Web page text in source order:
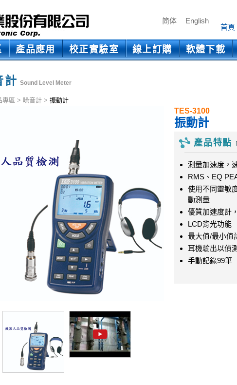
简体 English
首頁
產品應用 校正實驗室 線上訂購 軟體下載
計 Sound Level Meter
專區 > 噪音計 > 振動計
TES-3100
振動計
產品特點
測量加速度，
RMS、EQ
使用不同靈敏
動測量
優質加速度計
LCD背光功能
最大值/最小值
耳機輸出以偵
手動記錄99筆